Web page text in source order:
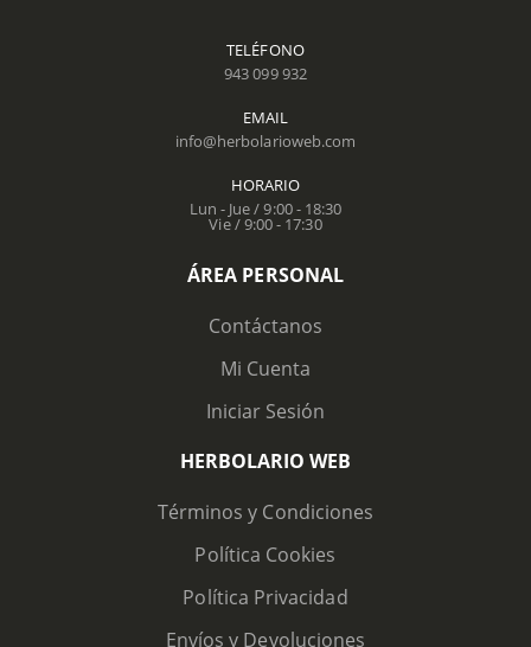
TELÉFONO
943 099 932
EMAIL
info@herbolarioweb.com
HORARIO
Lun - Jue / 9:00 - 18:30
Vie / 9:00 - 17:30
ÁREA PERSONAL
Contáctanos
Mi Cuenta
Iniciar Sesión
HERBOLARIO WEB
Términos y Condiciones
Política Cookies
Política Privacidad
Envíos y Devoluciones